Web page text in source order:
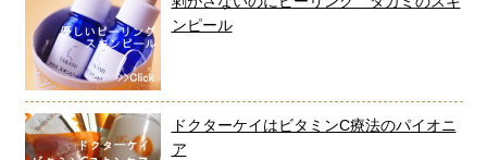
ンピール
ドクターケイはビタミンC療法のパイオニ
ア